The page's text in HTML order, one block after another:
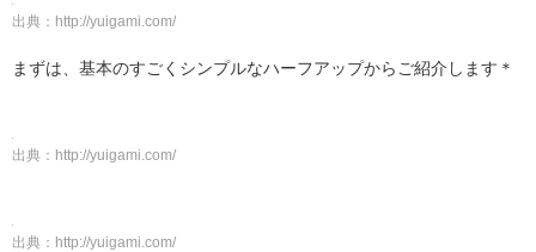
出典： http://yuigami.com/
まずは、基本のすごくシンプルなハーフアップからご紹介します＊
出典： http://yuigami.com/
出典： http://yuigami.com/